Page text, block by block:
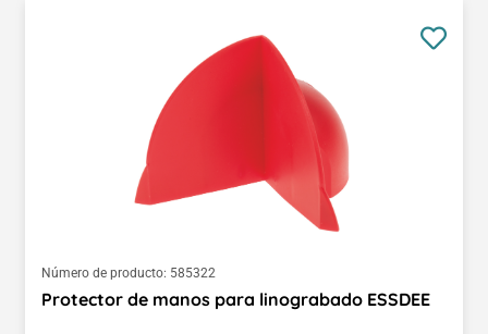
Número de producto: 585322
Protector de manos para linograbado ESSDEE